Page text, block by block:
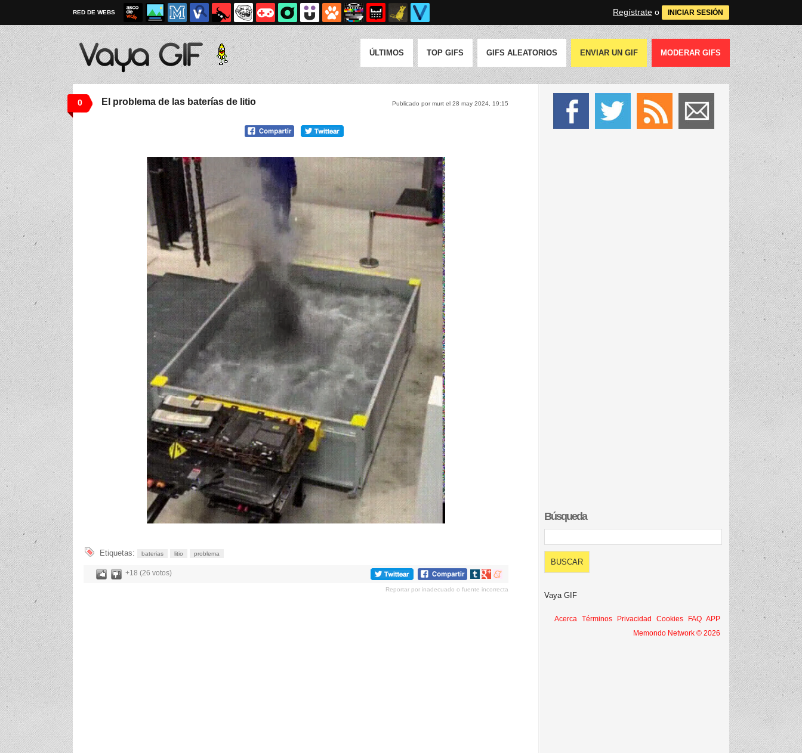
RED DE WEBS Regístrate o INICIAR SESIÓN
ÚLTIMOS TOP GIFS GIFS ALEATORIOS ENVIAR UN GIF MODERAR GIFS
0 Publicado por murt el 28 may 2024, 19:15
El problema de las baterías de litio
Etiquetas: baterias litio problema
+18 (26 votos)
Compartir
tumblr
Compartir
Google+
Compartir
meneame
Reportar por inadecuado o fuente incorrecta
Búsqueda
Memondo Network © 2026